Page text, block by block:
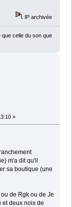
IP archivée
celle du son que
»
m'a dit qu'il
sa boutique (une
de Rgk ou de Je
et deux noix de